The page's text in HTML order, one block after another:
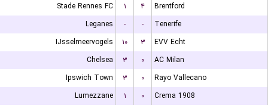
Stade Rennes FC
۱ ۴
Brentford
Leganes
- -
Tenerife
IJsselmeervogels
۱۰ ۳
EVV Echt
Chelsea
۳ ۰
AC Milan
Ipswich Town
۳ ۰
Rayo Vallecano
Lumezzane
۱ ۰
Crema 1908